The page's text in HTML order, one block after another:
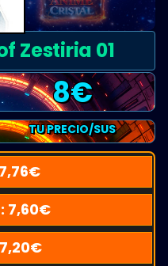
Zestiria 01
8€
TU PRECIO/SUS
7,76€
7,60€
7,20€